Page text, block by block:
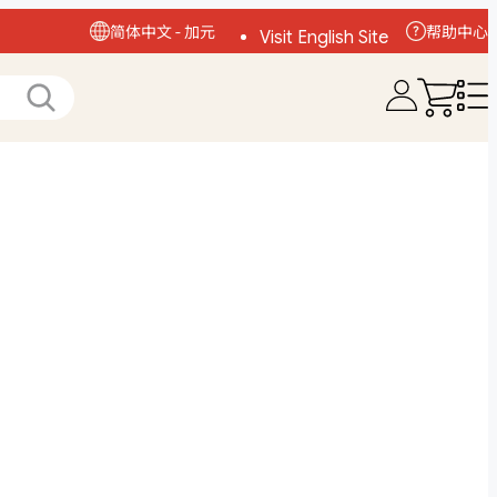
简体中文 - 加元
Visit English Site
帮助中心